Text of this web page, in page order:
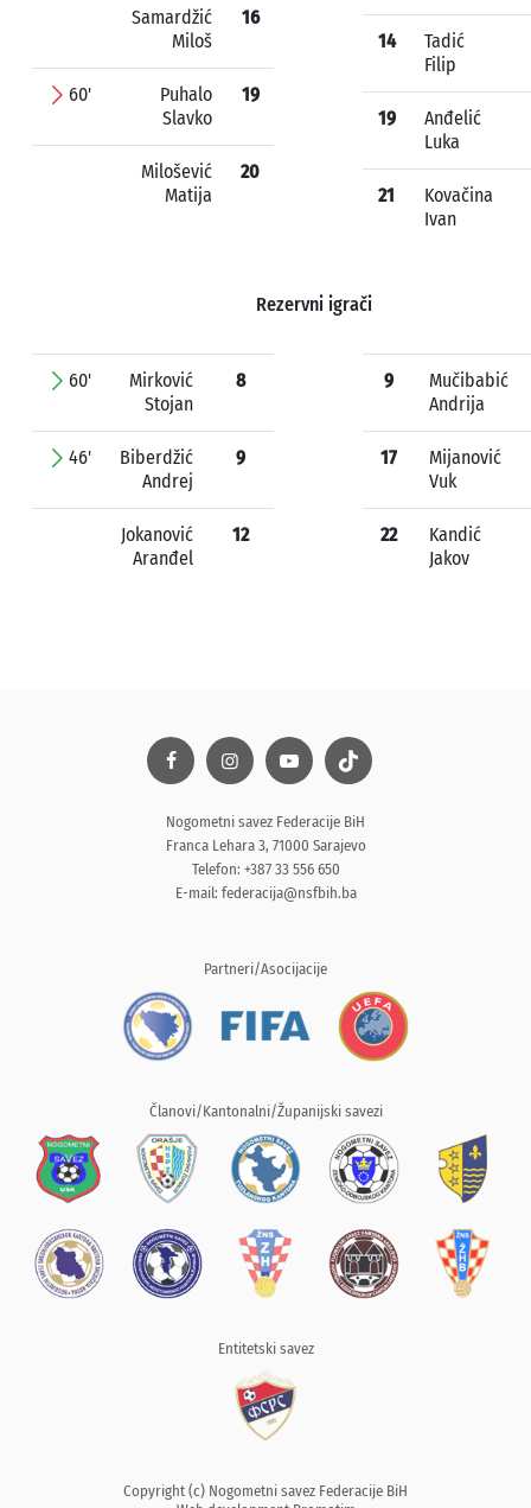
Samardžić
Miloš
16
60'
Puhalo
Slavko
19
Milošević
Matija
20
14
Tadić
Filip
19
Anđelić
Luka
21
Kovačina
Ivan
Rezervni igrači
60'
Mirković
Stojan
8
46'
Biberdžić
Andrej
9
Jokanović
Aranđel
12
9
Mučibabić
Andrija
17
Mijanović
Vuk
22
Kandić
Jakov
Nogometni savez Federacije BiH
Franca Lehara 3, 71000 Sarajevo
Telefon: +387 33 556 650
E-mail: federacija@nsfbih.ba
Partneri/Asocijacije
Članovi/Kantonalni/Županijski savezi
Entitetski savez
Copyright (c) Nogometni savez Federacije BiH